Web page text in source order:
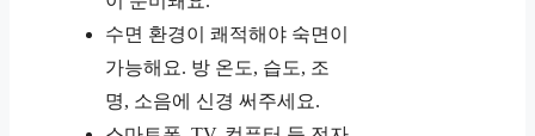
수면 환경이 쾌적해야 숙면이
가능해요. 방 온도, 습도, 조
명, 소음에 신경 써주세요.